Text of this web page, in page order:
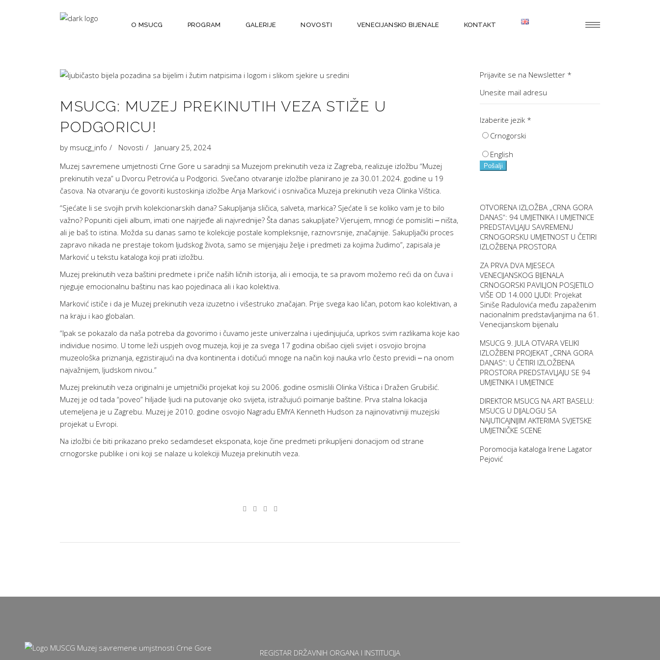
O MSUCG PROGRAM GALERIJE NOVOSTI VENECIJANSKO BIJENALE KONTAKT
MSUCG: MUZEJ PREKINUTIH VEZA STIŽE U
PODGORICU!
by msucg_info Novosti
January 25, 2024
Muzej savremene umjetnosti Crne Gore u saradnji sa Muzejom prekinutih veza iz Zagreba, realizuje izložbu “Muzej
prekinutih veza” u Dvorcu Petrovića u Podgorici. Svečano otvaranje izložbe planirano je za 30.01.2024. godine u 19
časova. Na otvaranju će govoriti kustoskinja izložbe Anja Marković i osnivačica Muzeja prekinutih veza Olinka Vištica.
“Sjećate li se svojih prvih kolekcionarskih dana? Sakupljanja sličica, salveta, markica? Sjećate li se koliko vam je to bilo
važno? Popuniti cijeli album, imati one najrjeđe ali najvrednije? Šta danas sakupljate? Vjerujem, mnogi će pomisliti ‒ ništa,
ali je baš to istina. Možda su danas samo te kolekcije postale kompleksnije, raznovrsnije, značajnije. Sakupljački proces
zapravo nikada ne prestaje tokom ljudskog života, samo se mijenjaju želje i predmeti za kojima žudimo”, zapisala je
Marković u tekstu kataloga koji prati izložbu.
Muzej prekinutih veza baštini predmete i priče naših ličnih istorija, ali i emocija, te sa pravom možemo reći da on čuva i
njeguje emocionalnu baštinu nas kao pojedinaca ali i kao kolektiva.
Marković ističe i da je Muzej prekinutih veza izuzetno i višestruko značajan. Prije svega kao ličan, potom kao kolektivan, a
na kraju i kao globalan.
“Ipak se pokazalo da naša potreba da govorimo i čuvamo jeste univerzalna i ujedinjujuća, uprkos svim razlikama koje kao
individue nosimo. U tome leži uspjeh ovog muzeja, koji je za svega 17 godina obišao cijeli svijet i osvojio brojna
muzeološka priznanja, egzistirajući na dva kontinenta i dotičući mnoge na način koji nauka vrlo često previdi ‒ na onom
najvažnijem, ljudskom nivou.”
Muzej prekinutih veza originalni je umjetnički projekat koji su 2006. godine osmislili Olinka Vištica i Dražen Grubišić.
Muzej je od tada “poveo” hiljade ljudi na putovanje oko svijeta, istražujući poimanje baštine. Prva stalna lokacija
utemeljena je u Zagrebu. Muzej je 2010. godine osvojio Nagradu EMYA Kenneth Hudson za najinovativniji muzejski
projekat u Evropi.
Na izložbi će biti prikazano preko sedamdeset eksponata, koje čine predmeti prikupljeni donacijom od strane
crnogorske publike i oni koji se nalaze u kolekciji Muzeja prekinutih veza.
Prijavite se na Newsletter *
Izaberite jezik *
Crnogorski
English
Pošalji
OTVORENA IZLOŽBA „CRNA GORA
DANAS“: 94 UMJETNIKA I UMJETNICE
PREDSTAVLJAJU SAVREMENU
CRNOGORSKU UMJETNOST U ČETIRI
IZLOŽBENA PROSTORA
ZA PRVA DVA MJESECA
VENECIJANSKOG BIJENALA
CRNOGORSKI PAVILJON POSJETILO
VIŠE OD 14.000 LJUDI: Projekat
Siniše Radulovića među zapaženim
nacionalnim predstavljanjima na 61.
Venecijanskom bijenalu
MSUCG 9. JULA OTVARA VELIKI
IZLOŽBENI PROJEKAT „CRNA GORA
DANAS“: U ČETIRI IZLOŽBENA
PROSTORA PREDSTAVLJAJU SE 94
UMJETNIKA I UMJETNICE
DIREKTOR MSUCG NA ART BASELU:
MSUCG U DIJALOGU SA
NAJUTICAJNIJIM AKTERIMA SVJETSKE
UMJETNIČKE SCENE
Poromocija kataloga Irene Lagator
Pejović
REGISTAR DRŽAVNIH ORGANA I INSTITUCIJA